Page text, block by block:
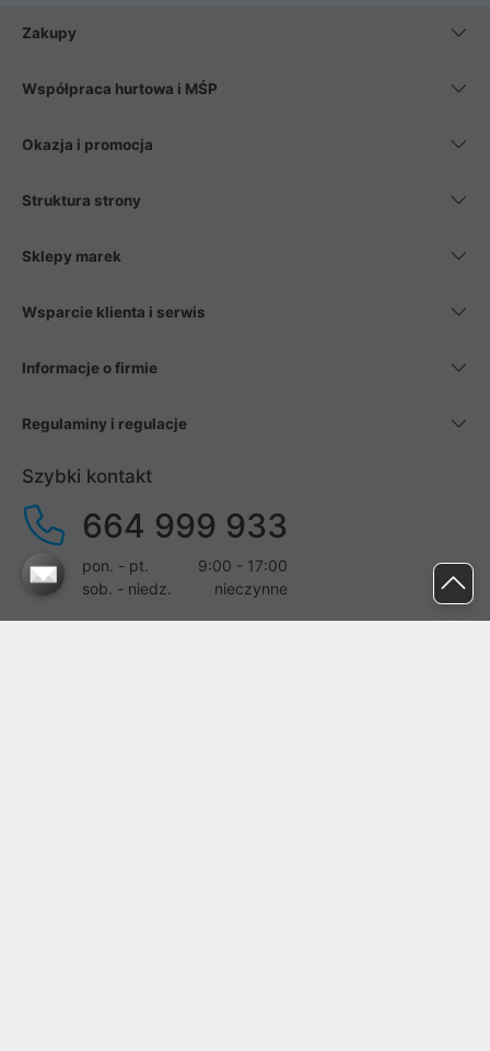
Zakupy
Współpraca hurtowa i MŚP
Okazja i promocja
Struktura strony
Sklepy marek
Wsparcie klienta i serwis
Informacje o firmie
Regulaminy i regulacje
Szybki kontakt
664 999 933
pon. - pt.
9:00 - 17:00
sob. - niedz.
nieczynne